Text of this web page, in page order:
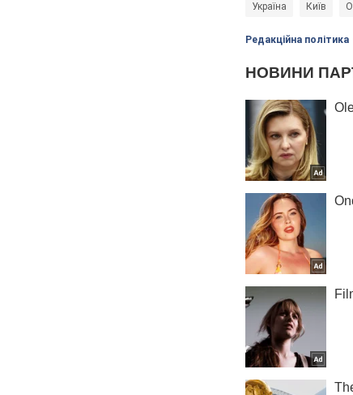
Україна Київ
Редакційна політика